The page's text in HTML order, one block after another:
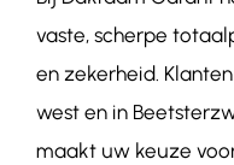
vaste, scherpe
en zekerheid.
west en in
maakt uw keuze